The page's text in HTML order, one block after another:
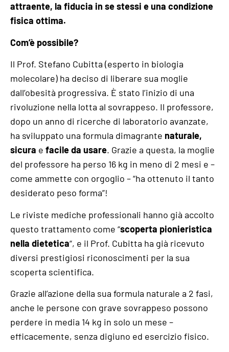
attraente, la fiducia in se stessi e una condizione
fisica ottima.
Com’è possibile?
Il Prof. Stefano Cubitta (esperto in biologia
molecolare) ha deciso di liberare sua moglie
dall’obesità progressiva. È stato l’inizio di una
rivoluzione nella lotta al sovrappeso. Il professore,
dopo un anno di ricerche di laboratorio avanzate,
ha sviluppato una formula dimagrante naturale,
sicura e facile da usare. Grazie a questa, la moglie
del professore ha perso 16 kg in meno di 2 mesi e –
come ammette con orgoglio – “ha ottenuto il tanto
desiderato peso forma”!
Le riviste mediche professionali hanno già accolto
questo trattamento come “scoperta pionieristica
nella dietetica“, e il Prof. Cubitta ha già ricevuto
diversi prestigiosi riconoscimenti per la sua
scoperta scientifica.
Grazie all’azione della sua formula naturale a 2 fasi,
anche le persone con grave sovrappeso possono
perdere in media 14 kg in solo un mese –
efficacemente, senza digiuno ed esercizio fisico.